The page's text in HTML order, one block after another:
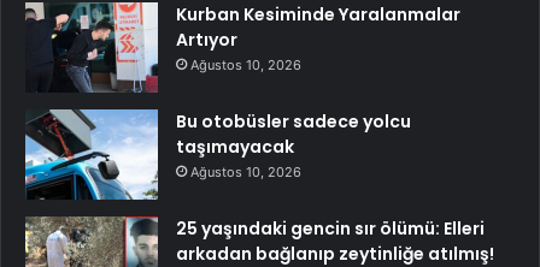
Kurban Kesiminde Yaralanmalar
Artıyor
Ağustos 10, 2026
Bu otobüsler sadece yolcu
taşımayacak
Ağustos 10, 2026
25 yaşındaki gencin sır ölümü: Elleri
arkadan bağlanıp zeytinliğe atılmış!